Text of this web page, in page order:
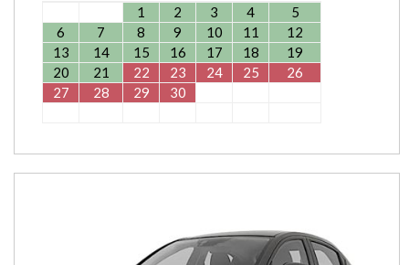
1
2 3 4
5
6
7 8 9 10 11
12
13
14 15 16 17 18
19
20
21 22 23 24 25
26
27
28 29 30